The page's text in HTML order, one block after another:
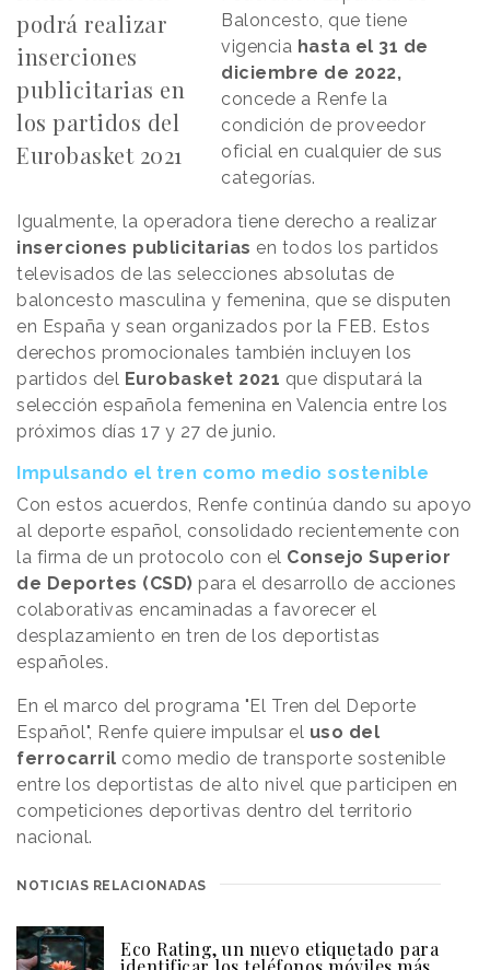
podrá realizar
inserciones
publicitarias en
los partidos del
Eurobasket 2021
Baloncesto, que tiene
vigencia hasta el 31 de
diciembre de 2022,
concede a Renfe la
condición de proveedor
oficial en cualquier de sus
categorías.
Igualmente, la operadora tiene derecho a realizar
inserciones publicitarias en todos los partidos
televisados de las selecciones absolutas de
baloncesto masculina y femenina, que se disputen
en España y sean organizados por la FEB. Estos
derechos promocionales también incluyen los
partidos del Eurobasket 2021 que disputará la
selección española femenina en Valencia entre los
próximos días 17 y 27 de junio.
Impulsando el tren como medio sostenible
Con estos acuerdos, Renfe continúa dando su apoyo
al deporte español, consolidado recientemente con
la firma de un protocolo con el Consejo Superior
de Deportes (CSD) para el desarrollo de acciones
colaborativas encaminadas a favorecer el
desplazamiento en tren de los deportistas
españoles.
En el marco del programa "El Tren del Deporte
Español", Renfe quiere impulsar el uso del
ferrocarril como medio de transporte sostenible
entre los deportistas de alto nivel que participen en
competiciones deportivas dentro del territorio
nacional.
NOTICIAS RELACIONADAS
Eco Rating, un nuevo etiquetado para